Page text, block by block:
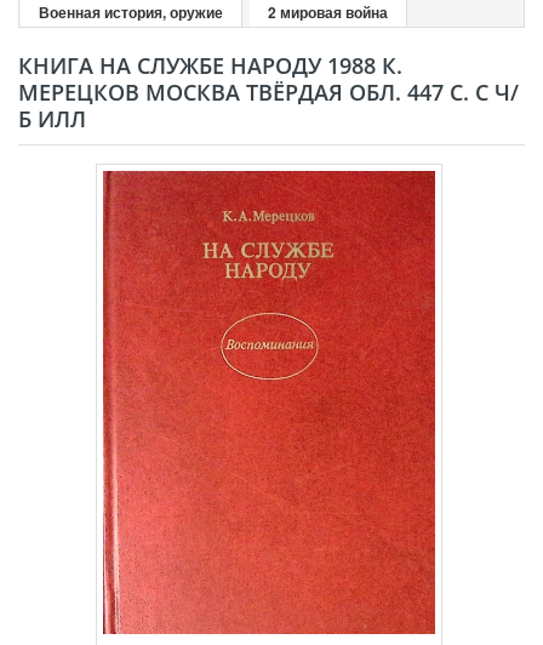
Военная история, оружие
2 мировая война
КНИГА НА СЛУЖБЕ НАРОДУ 1988 К.
МЕРЕЦКОВ МОСКВА ТВЁРДАЯ ОБЛ. 447 С. С Ч/
Б ИЛЛ